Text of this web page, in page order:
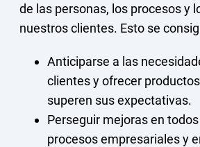
de las personas, los procesos y
nuestros clientes. Esto se
Anticiparse a las
clientes y ofrecer
superen sus expectativas.
Perseguir mejoras en
procesos empresariales y